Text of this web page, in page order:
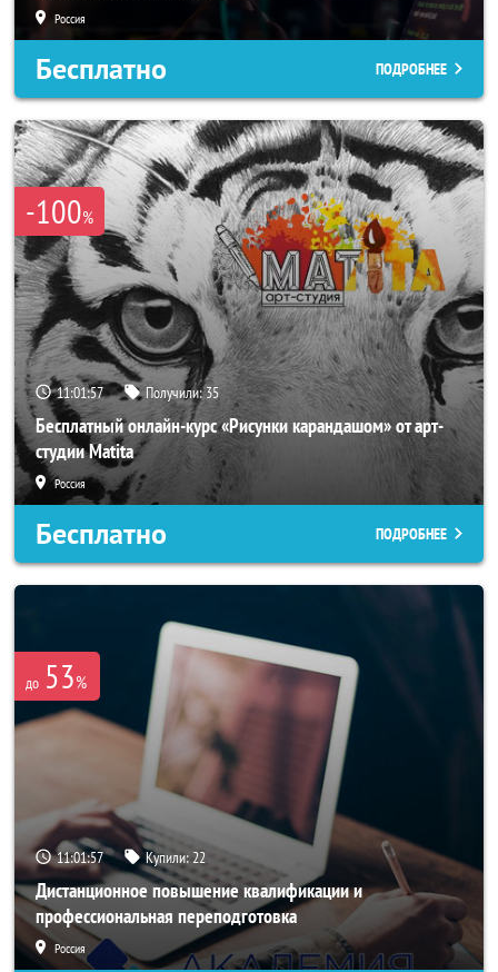
Россия
Бесплатно ПОДРОБНЕЕ
-100%
11:01:54 Получили:35
Бесплатный онлайн-курс «Рисунки карандашом» от арт-
студии Matita
Россия
Бесплатно ПОДРОБНЕЕ
до 53%
11:01:54 Купили:22
Дистанционное повышение квалификации и
профессиональная переподготовка
Россия